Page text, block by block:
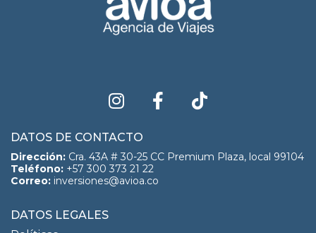
DATOS DE CONTACTO
Dirección: Cra. 43A # 30-25 CC Premium Plaza, local 99104
Teléfono: +57 300 373 21 22
Correo: inversiones@avioa.co
DATOS LEGALES